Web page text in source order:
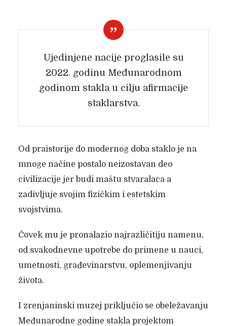
Ujedinjene nacije proglasile su
2022. godinu Međunarodnom
godinom stakla u cilju afirmacije
staklarstva.
Od praistorije do modernog doba staklo je na
mnoge načine postalo neizostavan deo
civilizacije jer budi maštu stvaralaca a
zadivljuje svojim fizičkim i estetskim
svojstvima.
Čovek mu je pronalazio najrazličitiju namenu,
od svakodnevne upotrebe do primene u nauci,
umetnosti, građevinarstvu, oplemenjivanju
života.
I zrenjaninski muzej priključio se obeležavanju
Međunarodne godine stakla projektom